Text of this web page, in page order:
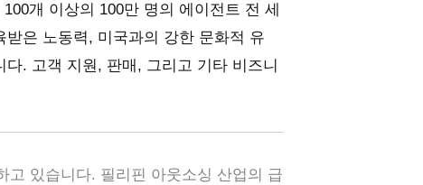
100개 이상의 100만 명의 에이전트 전 세
받은 노동력, 미국과의 강한 문화적 유
다. 고객 지원, 판매 , 그리고 기타 비즈니
고 있습니다. 필리핀 아웃소싱 산업의 급